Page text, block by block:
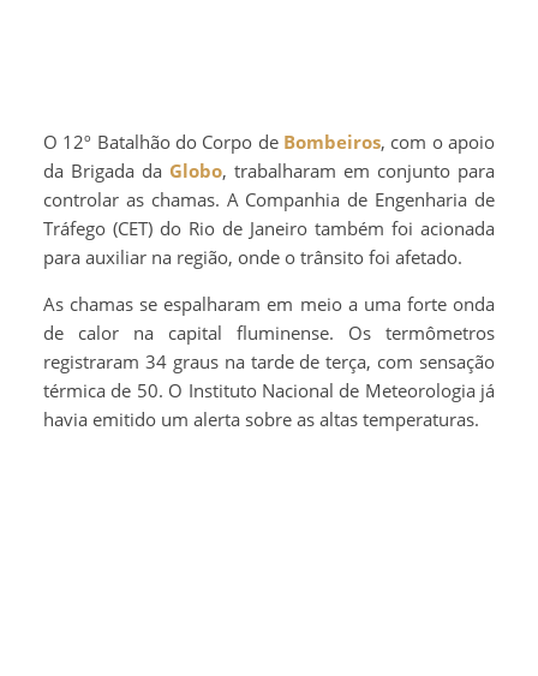
O 12º Batalhão do Corpo de Bombeiros, com o apoio
da Brigada da Globo, trabalharam em conjunto para
controlar as chamas. A Companhia de Engenharia de
Tráfego (CET) do Rio de Janeiro também foi acionada
para auxiliar na região, onde o trânsito foi afetado.
As chamas se espalharam em meio a uma forte onda
de calor na capital fluminense. Os termômetros
registraram 34 graus na tarde de terça, com sensação
térmica de 50. O Instituto Nacional de Meteorologia já
havia emitido um alerta sobre as altas temperaturas.